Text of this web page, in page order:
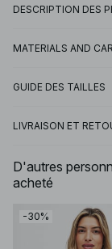
DESCRIPTION DES
MATERIALS AND
GUIDE DES TAILLES
LIVRAISON ET
D'autres
acheté
-30%